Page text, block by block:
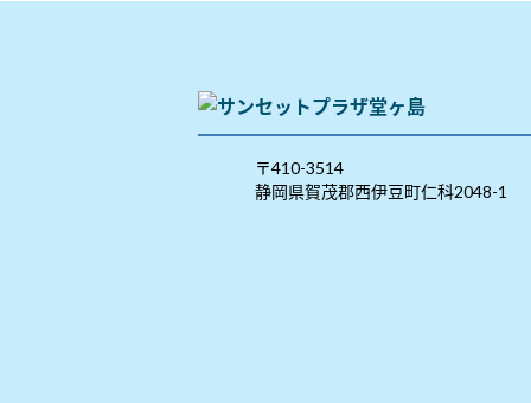
〒410-3514
静岡県賀茂郡西伊豆町仁科2048-1